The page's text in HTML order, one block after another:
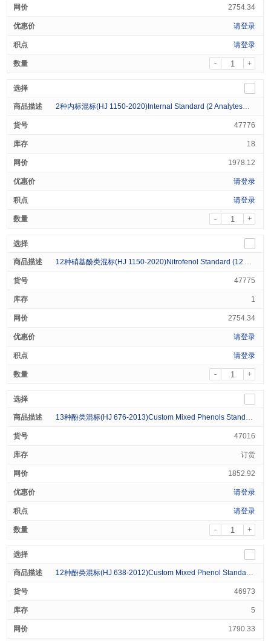
2754.34
请登录
请登录
- +
2种内标混标(HJ 1150-2020)Internal Standard (2 Analytes）2000ug/mL in Dichloromethane 1mL
47776
18
1978.12
请登录
请登录
- +
12种硝基酚类混标(HJ 1150-2020)Nitrofenol Standard (12 Analytes）1000ug/mL in Dichloromethane 1mL
47775
1
2754.34
请登录
请登录
- +
13种酚类混标(HJ 676-2013)Custom Mixed Phenols Standard (13 Analytes) 1000ug/mL in Methanol 1mL
47016
订货
1852.92
请登录
请登录
- +
12种酚类混标(HJ 638-2012)Custom Mixed Phenol Standard (12 Analytes）1000ug/mL in Methanol 1ml
46973
5
1790.33